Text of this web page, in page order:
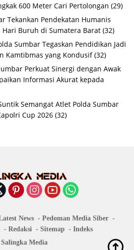
600 Meter Cari Pertolongan (29)
Tekankan Pendekatan Humanis
Hari Buruh di Sumatera Barat (32)
Sumbar Tegaskan Pendidikan Jadi
Kamtibmas yang Kondusif (32)
Perkuat Sinergi dengan Awak
Informasi Akurat kepada
Semangat Atlet Polda Sumbar
Cup 2026 (32)
News
Pedoman Media Siber
Redaksi Sitemap
Indeks
Salingka Media